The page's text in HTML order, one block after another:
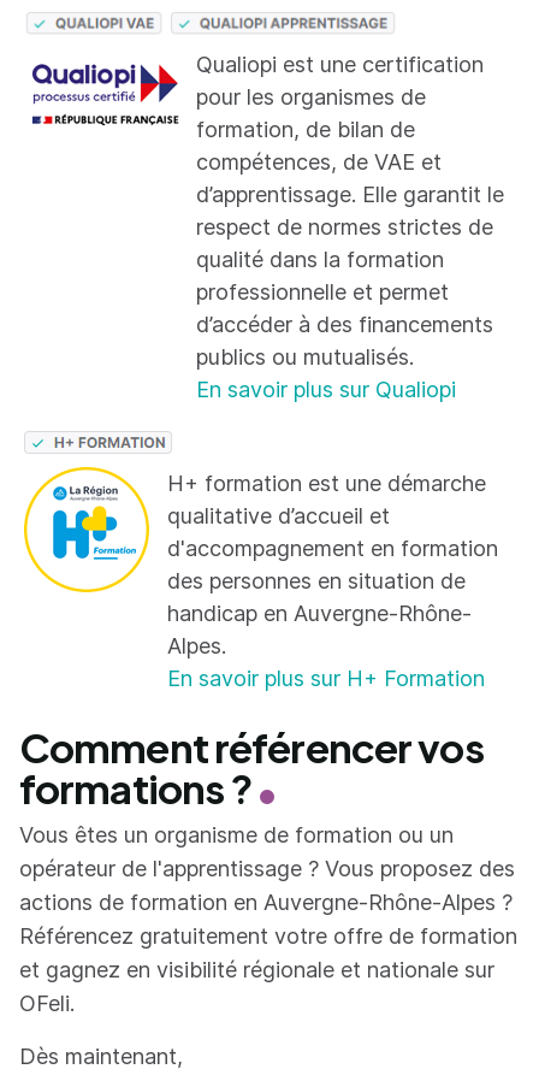
Qualiopi est une certification
pour les organismes de
formation, de bilan de
compétences, de VAE et
d’apprentissage. Elle garantit le
respect de normes strictes de
qualité dans la formation
professionnelle et permet
d’accéder à des financements
publics ou mutualisés.
En savoir plus sur Qualiopi
H+ formation est une démarche
qualitative d’accueil et
d'accompagnement en formation
des personnes en situation de
handicap en Auvergne-Rhône-
Alpes.
En savoir plus sur H+ Formation
Comment référencer vos
formations ?
Vous êtes un organisme de formation ou un
opérateur de l'apprentissage ? Vous proposez des
actions de formation en Auvergne-Rhône-Alpes ?
Référencez gratuitement votre offre de formation
et gagnez en visibilité régionale et nationale sur
OFeli.
Dès maintenant,